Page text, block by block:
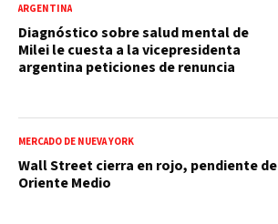
ARGENTINA
Diagnóstico sobre salud mental de
Milei le cuesta a la vicepresidenta
argentina peticiones de renuncia
MERCADO DE NUEVA YORK
Wall Street cierra en rojo, pendiente de
Oriente Medio